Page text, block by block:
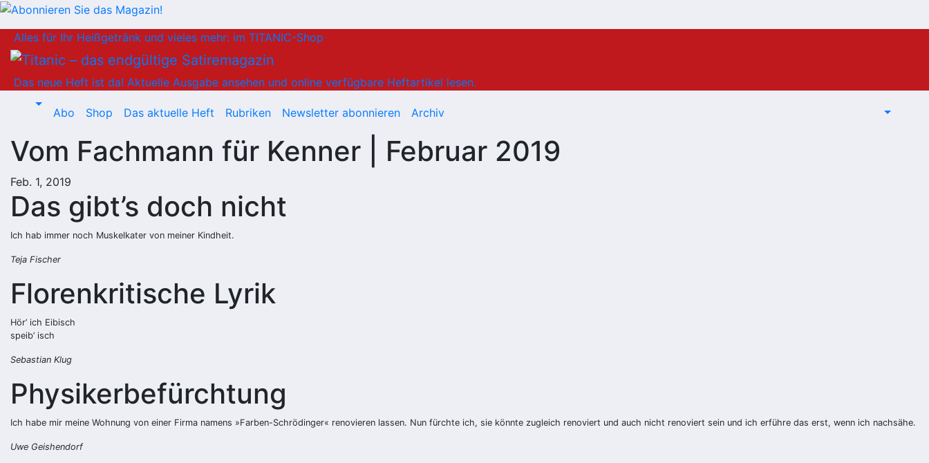
Inhalt
springen
Alles für Ihr Heißgetränk und vieles mehr: im TITANIC-Shop
Das neue Heft ist da! Aktuelle Ausgabe ansehen und online verfügbare Heftartikel lesen.
Abo Shop Das aktuelle Heft Rubriken Newsletter abonnieren Archiv
Vom Fachmann für Kenner | Februar 2019
Feb. 1, 2019
Das gibt’s doch nicht
Ich hab immer noch Muskelkater von meiner Kindheit.
Teja Fischer
Florenkritische Lyrik
Hör’ ich Eibisch
speib’ isch
Sebastian Klug
Physikerbefürchtung
Ich habe mir meine Wohnung von einer Firma namens »Farben-Schrödinger« renovieren lassen. Nun fürchte ich, sie könnte zugleich renoviert und auch nicht renoviert sein und ich erführe das erst, wenn ich nachsähe.
Uwe Geishendorf